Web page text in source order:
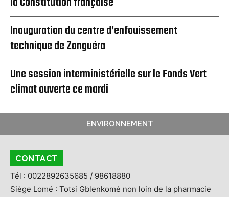
Inauguration du centre d’enfouissement
technique de Zanguéra
Une session interministérielle sur le Fonds Vert
climat ouverte ce mardi
ENVIRONNEMENT
CONTACT
Tél : 0022892635685 / 98618880
Siège Lomé : Totsi Gblenkomé non loin de la pharmacie